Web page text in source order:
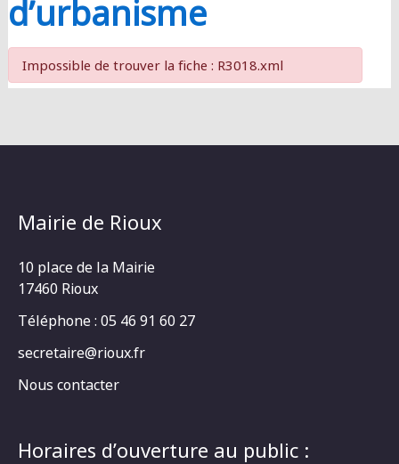
d’urbanisme
Impossible de trouver la fiche : R3018.xml
Mairie de Rioux
10 place de la Mairie
17460 Rioux
Téléphone : 05 46 91 60 27
secretaire@rioux.fr
Nous contacter
Horaires d’ouverture au public :